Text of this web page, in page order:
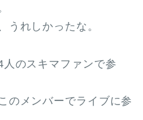
うれしかったな。
のスキマファンで参
のメンバーでライブに参